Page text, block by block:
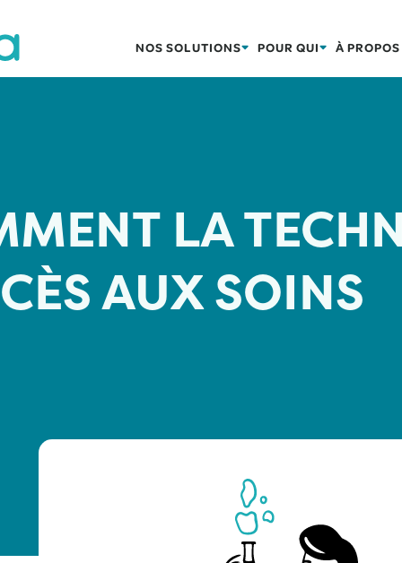
NOS SOLUTIONS POUR QUI À PROPOS
LA
AUX SOINS